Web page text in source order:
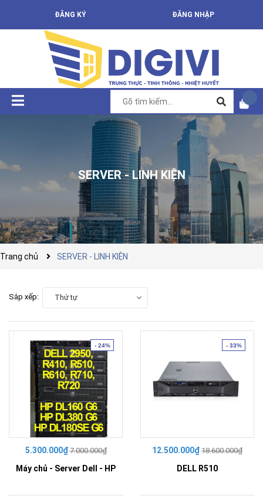
ĐĂNG KÝ ĐĂNG NHẬP
SERVER - LINH KIỆN
Trang chủ SERVER - LINH KIỆN
Sắp xếp: Thứ tự
- 24%
5.300.000₫7.000.000₫
Máy chủ - Server Dell - HP
- 33%
12.500.000₫ 18.600.000₫
DELL R510